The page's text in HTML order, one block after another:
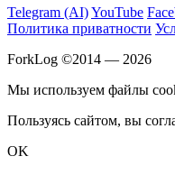
Telegram (AI)YouTube
Политика приватности
ForkLog ©2014 — 2026
Мы используем файлы
Пользуясь сайтом, вы
OK